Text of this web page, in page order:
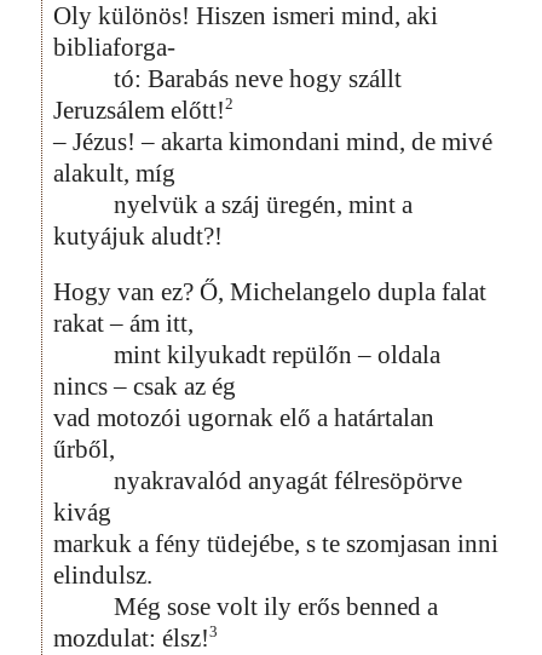
Oly különös! Hiszen ismeri mind, aki
bibliaforga-
tó: Barabás neve hogy szállt
Jeruzsálem előtt!2
– Jézus! – akarta kimondani mind, de mivé
alakult, míg
nyelvük a száj üregén, mint a
kutyájuk aludt?!
Hogy van ez? Ő, Michelangelo dupla falat
rakat – ám itt,
mint kilyukadt repülőn – oldala
nincs – csak az ég
vad motozói ugornak elő a határtalan
űrből,
nyakravalód anyagát félresöpörve
kivág
markuk a fény tüdejébe, s te szomjasan inni
elindulsz.
Még sose volt ily erős benned a
mozdulat: élsz!3